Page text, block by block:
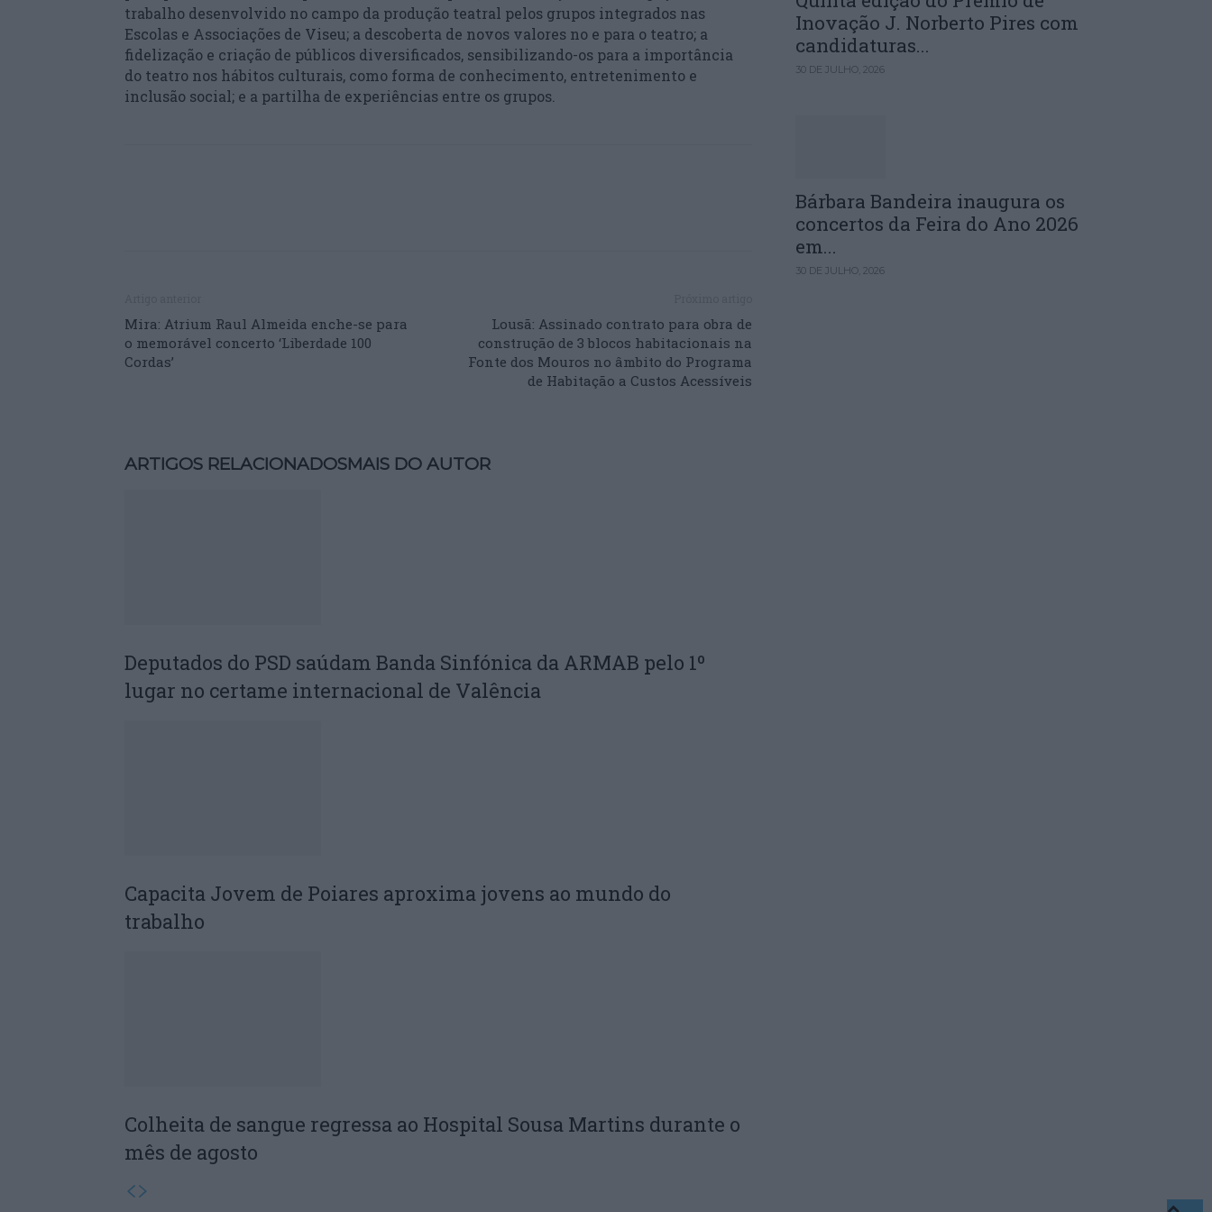
trabalho desenvolvido no campo da produção teatral pelos grupos integrados nas
Escolas e Associações de Viseu; a descoberta de novos valores no e para o teatro; a
fidelização e criação de públicos diversificados, sensibilizando-os para a importância
do teatro nos hábitos culturais, como forma de conhecimento, entretenimento e
inclusão social; e a partilha de experiências entre os grupos.
Mira: Atrium Raul Almeida enche-se para
o memorável concerto ‘Liberdade 100
Cordas’
Lousã: Assinado contrato para obra de
construção de 3 blocos habitacionais na
Fonte dos Mouros no âmbito do Programa
de Habitação a Custos Acessíveis
ARTIGOS RELACIONADOSMAIS DO AUTOR
Deputados do PSD saúdam Banda Sinfónica da ARMAB pelo 1º
lugar no certame internacional de Valência
Capacita Jovem de Poiares aproxima jovens ao mundo do
trabalho
Colheita de sangue regressa ao Hospital Sousa Martins durante o
mês de agosto
Inovação J. Norberto Pires com
candidaturas...
30 DE JULHO, 2026
Bárbara Bandeira inaugura os
concertos da Feira do Ano 2026
em...
30 DE JULHO, 2026